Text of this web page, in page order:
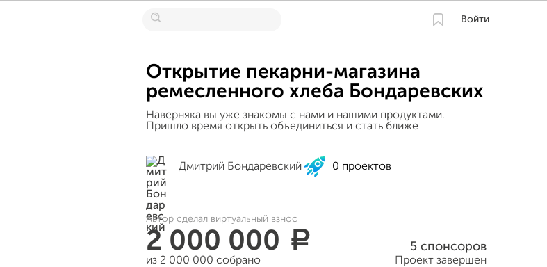
Войти
Открытие пекарни-магазина
ремесленного хлеба Бондаревских
Наверняка вы уже знакомы с нами и нашими продуктами.
Пришло время открыть объединиться и стать ближе
Дмитрий Бондаревский 0 проектов
Автор сделал виртуальный взнос
2 000 000 a
из 2 000 000 собрано
5 спонсоров
Проект завершен